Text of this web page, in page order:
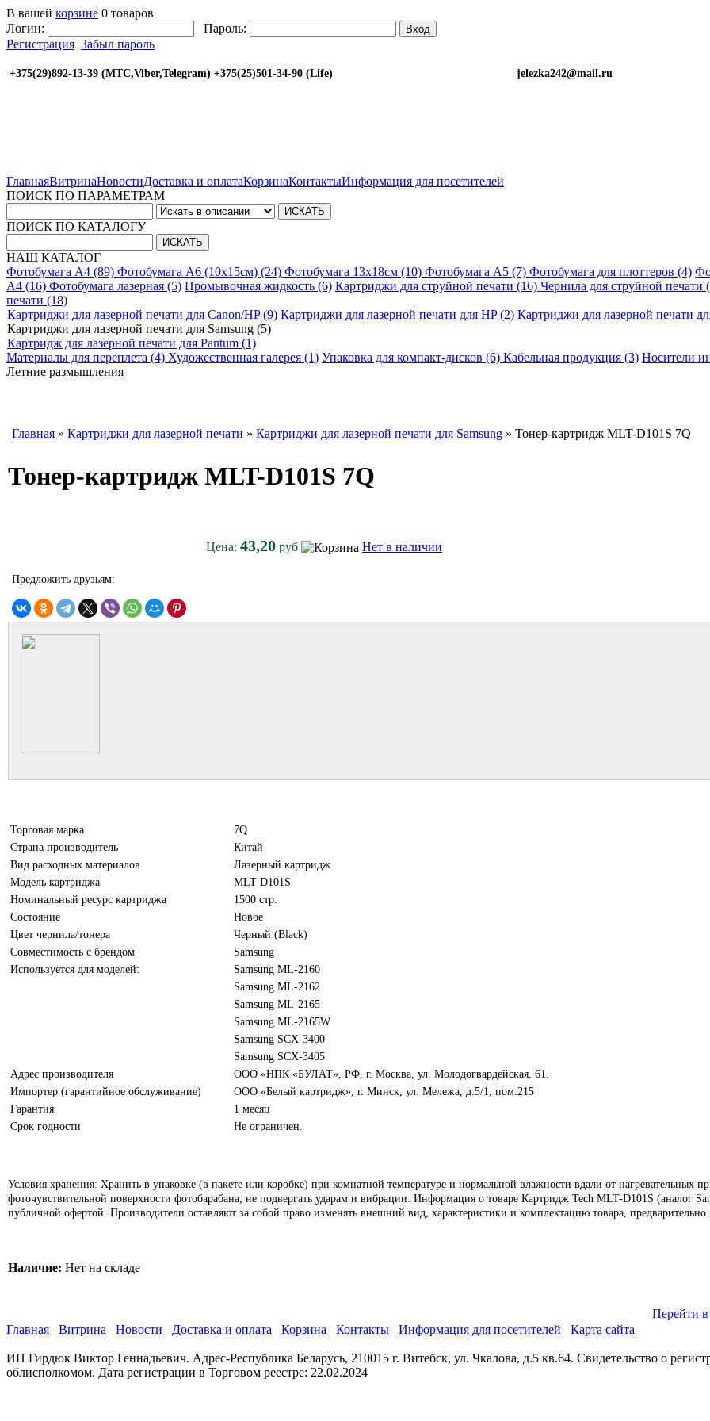
В вашей корзине 0 товаров
Логин:
Пароль: Вход
Регистрация Забыл пароль
+375(29)892-13-39 (МТС,Viber,Telegram) +375(25)501-34-90 (Life) jelezka242@mail.ru
ГлавнаяВитринаНовостиДоставка и оплатаКорзинаКонтактыИнформация для посетителей
ПОИСК ПО ПАРАМЕТРАМ
ПОИСК ПО КАТАЛОГУ
НАШ КАТАЛОГ
Фотобумага A4 (89) Фотобумага A6 (10х15см) (24) Фотобумага 13х18см (10) Фотобумага A5 (7) Фотобумага для плоттеров (4)
A4 (16) Фотобумага лазерная (5) Промывочная жидкость (6) Картриджи для струйной печати (16) Чернила для струйной печати
печати (18)
Картриджи для лазерной печати для Canon/HP (9) Картриджи для лазерной печати для HP (2) Картриджи для лазерной печати
Картриджи для лазерной печати для Samsung (5)
Картридж для лазерной печати для Pantum (1)
Материалы для переплета (4) Художественная галерея (1) Упаковка для компакт-дисков (6) Кабельная продукция (3) Носители
Летние размышления
Главная » Картриджи для лазерной печати » Картриджи для лазерной печати для Samsung » Тонер-картридж MLT-D101S 7Q
Тонер-картридж MLT-D101S 7Q
Цена: 43,20 руб Нет в наличии
Предложить друзьям:
Торговая марка
7Q
Страна производитель
Китай
Вид расходных материалов
Лазерный картридж
Модель картриджа
MLT-D101S
Номинальный ресурс картриджа
1500 стр.
Состояние
Новое
Цвет чернила/тонера
Черный (Black)
Совместимость с брендом
Samsung
Используется для моделей:
Samsung ML-2160
Samsung ML-2162
Samsung ML-2165
Samsung ML-2165W
Samsung SCX-3400
Samsung SCX-3405
Адрес производителя
ООО «НПК «БУЛАТ», РФ, г. Москва, ул. Молодогвардейская, 61.
Импортер (гарантийное обслуживание)
ООО «Белый картридж», г. Минск, ул. Мележа, д.5/1, пом.215
Гарантия
1 месяц
Срок годности
Не ограничен.
Условия хранения: Хранить в упаковке (в пакете или коробке) при комнатной температуре и нормальной влажности вдали от нагревательных
фоточувствительной поверхности фотобарабана; не подвергать ударам и вибрации. Информация о товаре Картридж Tech MLT-D101S (аналог
публичной офертой. Производители оставляют за собой право изменять внешний вид, характеристики и комплектацию товара,
Наличие: Нет на складе
Перейти в
Главная
Витрина Новости Доставка и оплата Корзина Контакты Информация для посетителей Карта сайта
ИП Гирдюк Виктор Геннадьевич. Адрес-Республика Беларусь, 210015 г. Витебск, ул. Чкалова, д.5 кв.64. Свидетельство о
облисполкомом. Дата регистрации в Торговом реестре: 22.02.2024